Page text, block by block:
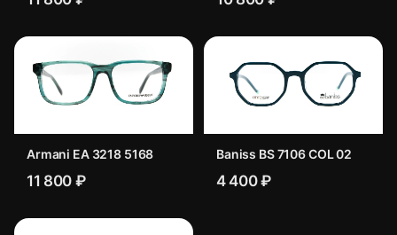
Armani EA 3218 5168
11 800 ₽
Baniss BS 7106 COL 02
4 400 ₽